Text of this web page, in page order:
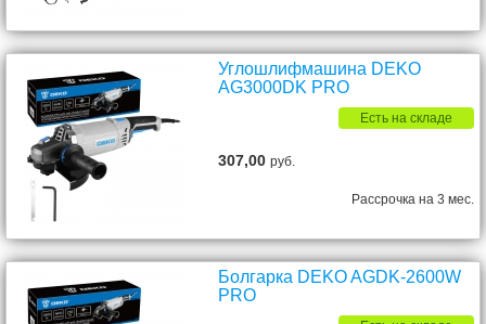
Углошлифмашина DEKO
AG3000DK PRO
Есть на складе
307,00руб.
Рассрочка на 3 мес.
Болгарка DEKO AGDK-2600W
PRO